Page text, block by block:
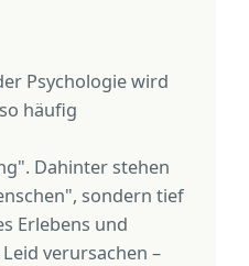
Psychologie wird
häufig
Dahinter stehen
sondern tief
Erlebens und
verursachen –